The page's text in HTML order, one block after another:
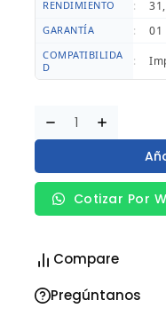
RENDIMIENTO :
GARANTÍA : 01
COMPATIBILIDA
D
:
Cotizar Por
Compare
Pregúntanos